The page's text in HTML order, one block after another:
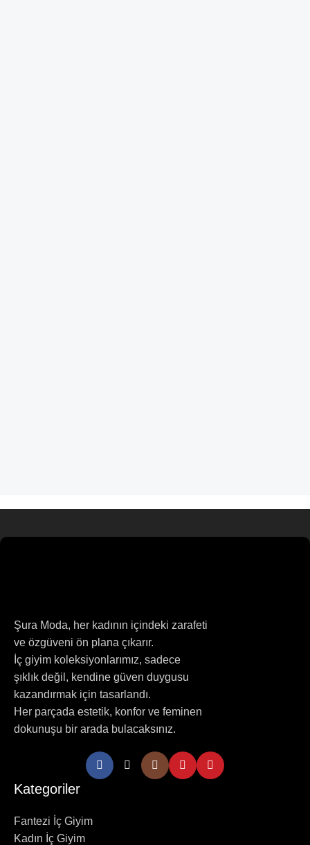
Şura Moda, her kadının içindeki zarafeti
ve özgüveni ön plana çıkarır.
İç giyim koleksiyonlarımız, sadece
şıklık değil, kendine güven duygusu
kazandırmak için tasarlandı.
Her parçada estetik, konfor ve feminen
dokunuşu bir arada bulacaksınız.
Kategoriler
Fantezi İç Giyim
Kadın İç Giyim